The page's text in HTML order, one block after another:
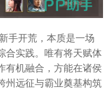
手开荒，本质是一场
合实践。唯有将天赋体
有机融合，方能在诸侯
州远征与霸业奠基构筑